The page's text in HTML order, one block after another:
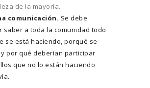
de la mayoría.
comunicación. Se debe
saber a toda la comunidad todo
se está haciendo, porqué se
y por qué deberían participar
que no lo están haciendo